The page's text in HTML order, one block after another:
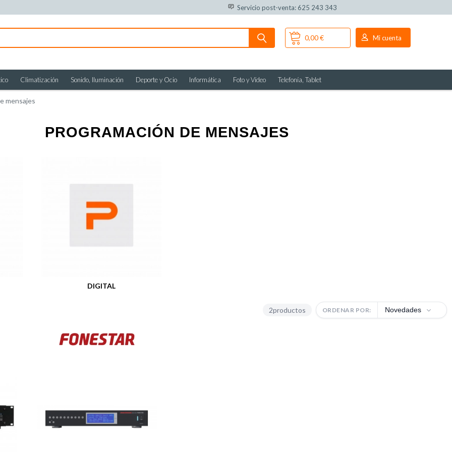
Servicio post-venta: 625 243 343
0,00 € Mi cuenta
Climatización Sonido, Iluminación Deporte y Ocio Informática Foto y Vídeo Telefonía, Tablet
mensajes
PROGRAMACIÓN DE MENSAJES
DIGITAL
2productos ORDENAR POR: Novedades